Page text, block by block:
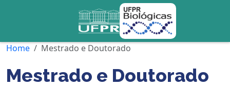
Home Mestrado e Doutorado
Mestrado e Doutorado